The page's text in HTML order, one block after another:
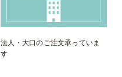
法人・大口のご注文承っていま
す